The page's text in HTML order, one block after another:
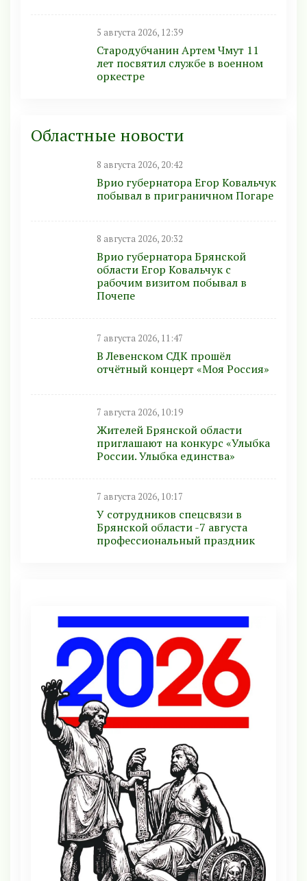
5 августа 2026, 12:39
Стародубчанин Артем Чмут 11
лет посвятил службе в военном
оркестре
Областные новости
8 августа 2026, 20:42
Врио губернатора Егор Ковальчук
побывал в приграничном Погаре
8 августа 2026, 20:32
Врио губернатора Брянской
области Егор Ковальчук с
рабочим визитом побывал в
Почепе
7 августа 2026, 11:47
В Левенском СДК прошёл
отчётный концерт «Моя Россия»
7 августа 2026, 10:19
Жителей Брянской области
приглашают на конкурс «Улыбка
России. Улыбка единства»
7 августа 2026, 10:17
У сотрудников спецсвязи в
Брянской области -7 августа
профессиональный праздник